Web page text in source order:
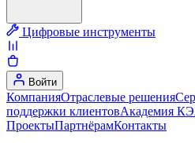
Цифровые инструменты
Войти
КомпанияОтраслевые решения
поддержки клиентовАкадемия
ПроектыПартнёрамКонтакты